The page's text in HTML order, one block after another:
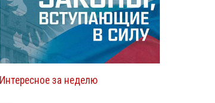
Интересное за неделю